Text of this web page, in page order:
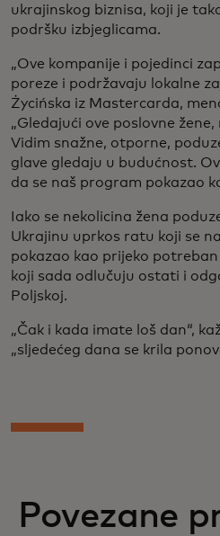
ukrajinskog biznisa, koji je
podršku izbjeglicama.
„Ove kompanije i pojedinci
poreze i podržavaju lokalne
Życińska iz Mastercarda,
„Gledajući ove poslovne
Vidim snažne, otporne,
glave gledaju u budućnost.
da se naš program pokazao
Iako se nekolicina žena
Ukrajinu uprkos ratu koji se
pokazao kao prijeko
koji sada odlučuju ostati i
Poljskoj.
„Čak i kada imate loš dan“,
„sljedećeg dana se krila
Povezane